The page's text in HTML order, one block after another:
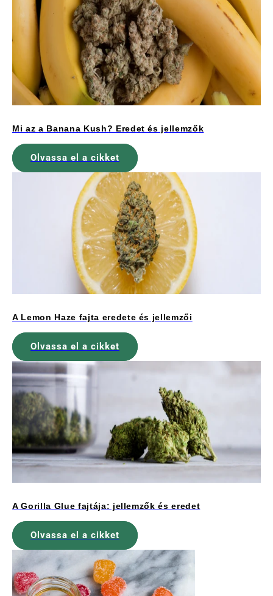
Mi az a Banana Kush? Eredet és jellemzők
Olvassa el a cikket
A Lemon Haze fajta eredete és jellemzői
Olvassa el a cikket
A Gorilla Glue fajtája: jellemzők és eredet
Olvassa el a cikket